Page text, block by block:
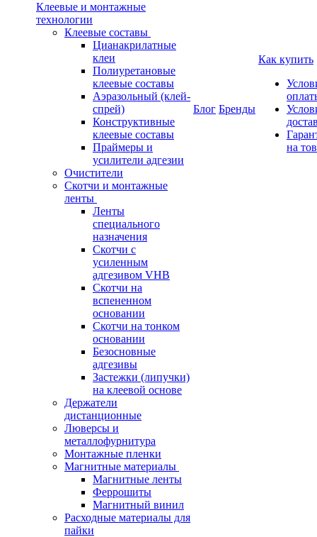
Клеевые и монтажные
технологии
Клеевые составы
Цианакрилатные
клеи
Полиуретановые
клеевые составы
Аэразольный (клей-
спрей)
Конструктивные
клеевые составы
Праймеры и
усилители адгезии
Очистители
Скотчи и монтажные
ленты
Ленты
специального
назначения
Скотчи с
усиленным
адгезивом VHB
Скотчи на
вспененном
основании
Скотчи на тонком
основании
Безосновные
адгезивы
Застежки (липучки)
на клеевой основе
Держатели
дистанционные
Люверсы и
металлофурнитура
Монтажные пленки
Магнитные материалы
Магнитные ленты
Феррошиты
Магнитный винил
Расходные материалы для
пайки
Блог Бренды
Как купить
на